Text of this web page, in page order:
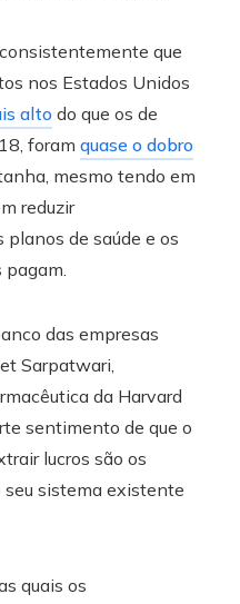
que
nos Estados Unidos
alto do que os de
foram quase o dobro
mesmo tendo em
reduzir
de saúde e os
pagam.
das empresas
Sarpatwari,
da Harvard
sentimento de que o
lucros são os
seu sistema existente
quais os